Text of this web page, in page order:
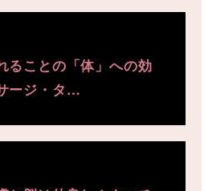
ることの「体」への効
ージ・タ…